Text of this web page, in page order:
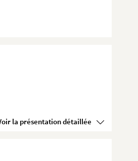
Voir la présentation détaillée